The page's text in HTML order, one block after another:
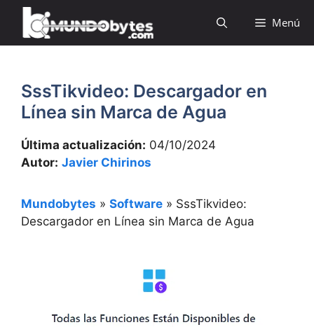
Saltar
contenido
Menú
SssTikvideo: Descargador en
Línea sin Marca de Agua
Última actualización: 04/10/2024
Autor: Javier Chirinos
Mundobytes » Software » SssTikvideo:
Descargador en Línea sin Marca de Agua